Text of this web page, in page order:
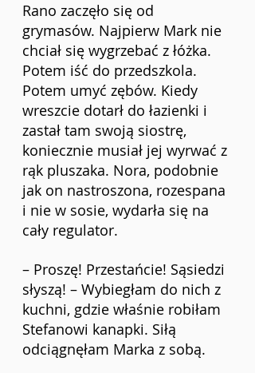
Rano zaczęło się od
grymasów. Najpierw Mark nie
chciał się wygrzebać z łóżka.
Potem iść do przedszkola.
Potem umyć zębów. Kiedy
wreszcie dotarł do łazienki i
zastał tam swoją siostrę,
koniecznie musiał jej wyrwać z
rąk pluszaka. Nora, podobnie
jak on nastroszona, rozespana
i nie w sosie, wydarła się na
cały regulator.
– Proszę! Przestańcie! Sąsiedzi
słyszą! – Wybiegłam do nich z
kuchni, gdzie właśnie robiłam
Stefanowi kanapki. Siłą
odciągnęłam Marka z sobą.